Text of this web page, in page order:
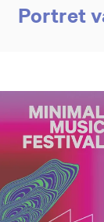
Portret